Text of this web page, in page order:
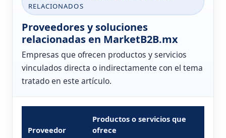
RELACIONADOS
Proveedores y soluciones
relacionadas en MarketB2B.mx
Empresas que ofrecen productos y servicios
vinculados directa o indirectamente con el tema
tratado en este artículo.
Proveedor
Productos o servicios que
ofrece